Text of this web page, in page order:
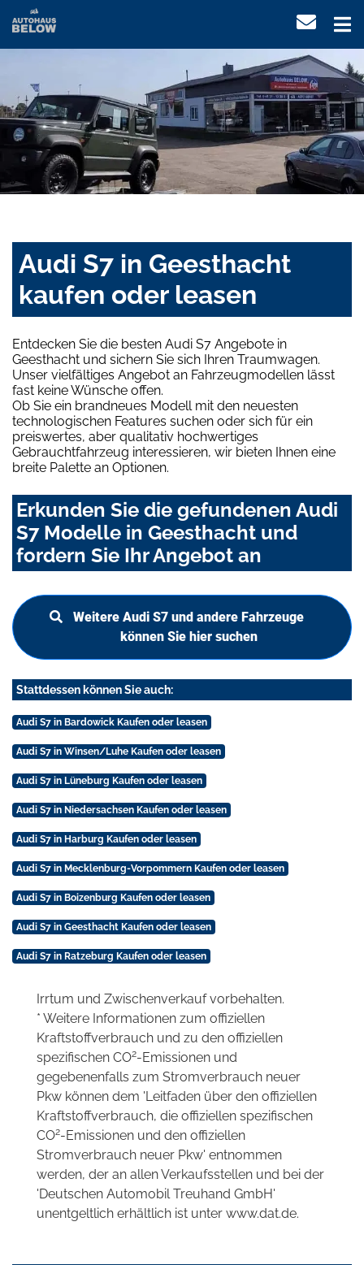
Audi S7 in Geesthacht
kaufen oder leasen
Entdecken Sie die besten Audi S7 Angebote in
Geesthacht und sichern Sie sich Ihren Traumwagen.
Unser vielfältiges Angebot an Fahrzeugmodellen lässt
fast keine Wünsche offen.
Ob Sie ein brandneues Modell mit den neuesten
technologischen Features suchen oder sich für ein
preiswertes, aber qualitativ hochwertiges
Gebrauchtfahrzeug interessieren, wir bieten Ihnen eine
breite Palette an Optionen.
Erkunden Sie die gefundenen Audi
S7 Modelle in Geesthacht und
fordern Sie Ihr Angebot an
Weitere Audi S7 und andere Fahrzeuge
können Sie hier suchen
Stattdessen können Sie auch:
Audi S7 in Bardowick Kaufen oder leasen
Audi S7 in Winsen/Luhe Kaufen oder leasen
Audi S7 in Lüneburg Kaufen oder leasen
Audi S7 in Niedersachsen Kaufen oder leasen
Audi S7 in Harburg Kaufen oder leasen
Audi S7 in Mecklenburg-Vorpommern Kaufen oder leasen
Audi S7 in Boizenburg Kaufen oder leasen
Audi S7 in Geesthacht Kaufen oder leasen
Audi S7 in Ratzeburg Kaufen oder leasen
Irrtum und Zwischenverkauf vorbehalten.
* Weitere Informationen zum offiziellen
Kraftstoffverbrauch und zu den offiziellen
spezifischen CO2-Emissionen und
gegebenenfalls zum Stromverbrauch neuer
Pkw können dem 'Leitfaden über den offiziellen
Kraftstoffverbrauch, die offiziellen spezifischen
CO2-Emissionen und den offiziellen
Stromverbrauch neuer Pkw' entnommen
werden, der an allen Verkaufsstellen und bei der
'Deutschen Automobil Treuhand GmbH'
unentgeltlich erhältlich ist unter www.dat.de.